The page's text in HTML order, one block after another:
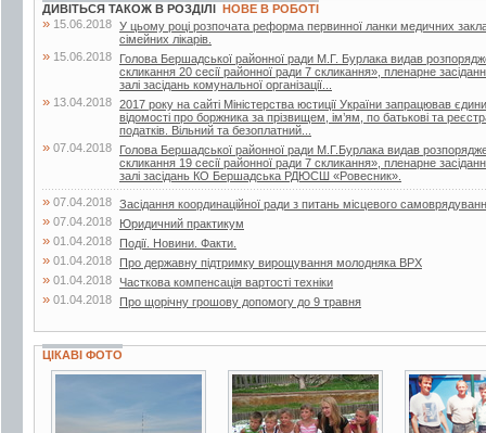
ДИВІТЬСЯ ТАКОЖ В РОЗДІЛІ НОВЕ В РОБОТІ
» 15.06.2018 У цьому році розпочата реформа первинної ланки медичних
сімейних лікарів.
» 15.06.2018
Голова Бершадської районної ради М.Г. Бурлака видав
скликання 20 сесії районної ради 7 скликання», пленарне
залі засідань комунальної організації...
» 13.04.2018 2017 року на сайті Міністерства юстиції України запрацював
відомості про боржника за прізвищем, ім’ям, по батькові та
податків. Вільний та безоплатний...
» 07.04.2018
Голова Бершадської районної ради М.Г.Бурлака видав
скликання 19 сесії районної ради 7 скликання», пленарне
залі засідань КО Бершадська РДЮСШ «Ровесник».
» 07.04.2018 Засідання координаційної ради з питань місцевого
» 07.04.2018 Юридичний практикум
» 01.04.2018 Події. Новини. Факти.
» 01.04.2018 Про державну підтримку вирощування молодняка ВРХ
» 01.04.2018 Часткова компенсація вартості техніки
» 01.04.2018 Про щорічну грошову допомогу до 9 травня
ЦІКАВІ ФОТО
8 фото 5 фото